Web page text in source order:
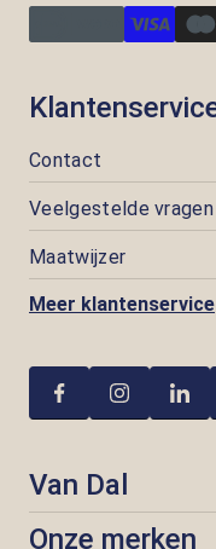
Contact
Veelgestelde vragen
Maatwijzer
Meer klantenservice
Van Dal
Onze merken